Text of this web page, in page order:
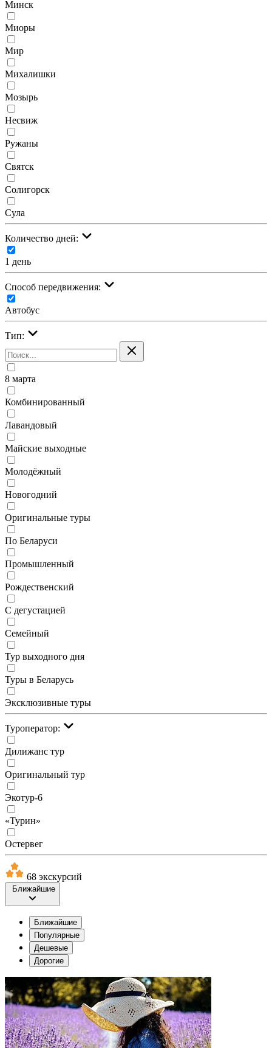
Минск
Миоры
Мир
Михалишки
Мозырь
Несвиж
Ружаны
Святск
Солигорск
Сула
Количество дней:
1 день
Cпособ передвижения:
Автобус
Тип:
8 марта
Комбинированный
Лавандовый
Майские выходные
Молодёжный
Новогодний
Оригинальные туры
По Беларуси
Промышленный
Рождественский
С дегустацией
Семейный
Тур выходного дня
Туры в Беларусь
Эксклюзивные туры
Туроператор:
Дилижанс тур
Оригинальный тур
Экотур-6
«Турин»
Остервег
68 экскурсий
Ближайшие
Ближайшие
Популярные
Дешевые
Дорогие